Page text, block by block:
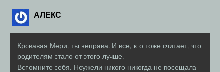
АЛЕКС
Кровавая Мери, ты неправа. И все, кто тоже считает, что
родителям стало от этого лучше.
Вспомните себя. Неужели никого никогда не посещала